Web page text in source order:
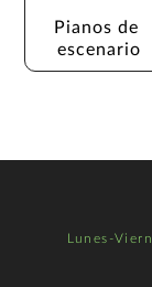
Pianos de
escenario
Lunes-